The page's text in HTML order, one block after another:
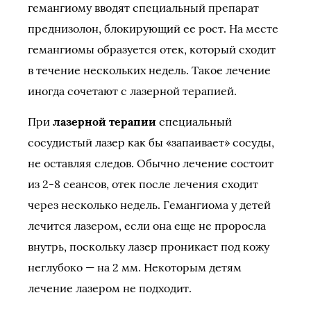
гемангиому вводят специальный препарат
преднизолон, блокирующий ее рост. На месте
гемангиомы образуется отек, который сходит
в течение нескольких недель. Такое лечение
иногда сочетают с лазерной терапией.
При лазерной терапии специальный
сосудистый лазер как бы «запаивает» сосуды,
не оставляя следов. Обычно лечение состоит
из 2-8 сеансов, отек после лечения сходит
через несколько недель. Гемангиома у детей
лечится лазером, если она еще не проросла
внутрь, поскольку лазер проникает под кожу
неглубоко — на 2 мм. Некоторым детям
лечение лазером не подходит.